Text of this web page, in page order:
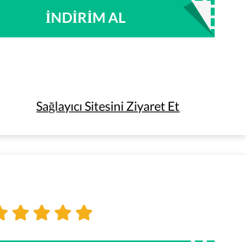
İNDIRIM AL
Sağlayıcı Sitesini Ziyaret Et